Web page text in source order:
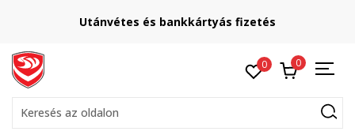
Utánvétes és bankkártyás fizetés
0 0
Keresés az oldalon